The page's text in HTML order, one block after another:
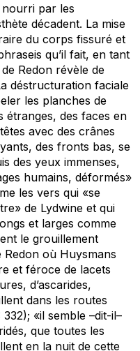
nourri par les
décadent. La mise
du corps fissuré et
qu’il fait, en tant
Redon révèle de
déstructuration faciale
les planches de
étranges, des faces en
avec des crânes
des fronts bas, se
des yeux immenses,
humains, déformés»
les vers qui «se
de Lydwine et qui
et larges comme
le grouillement
Redon où Huysmans
et féroce de lacets
d’ascarides,
dans les routes
«il semble –dit-il–
que toutes les
en la nuit de cette